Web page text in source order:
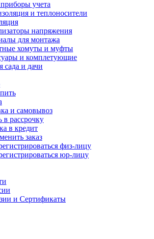
учета
и теплоносители
напряжения
для монтажа
хомуты и муфты
и комплетующие
сада и дачи
и самовывоз
в рассрочку
в кредит
заказ
физ-лицу
юр-лицу
и Сертификаты